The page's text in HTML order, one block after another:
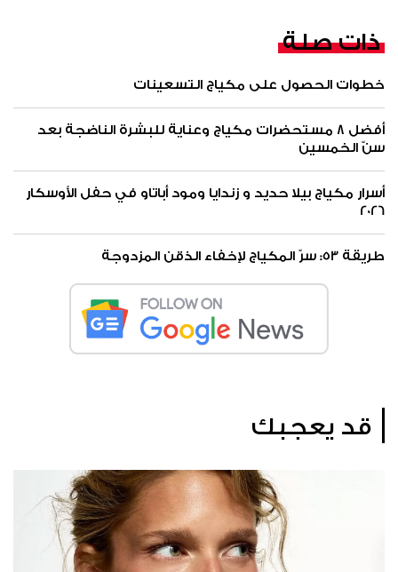
ذات صلة
خطوات الحصول على مكياج التسعينات
أفضل 8 مستحضرات مكياج وعناية للبشرة الناضجة بعد
سنّ الخمسين
أسرار مكياج بيلا حديد و زندايا ومود أباتاو في حفل الأوسكار
2026
طريقة 53: سرّ المكياج لإخفاء الذقن المزدوجة
قد يعجبك